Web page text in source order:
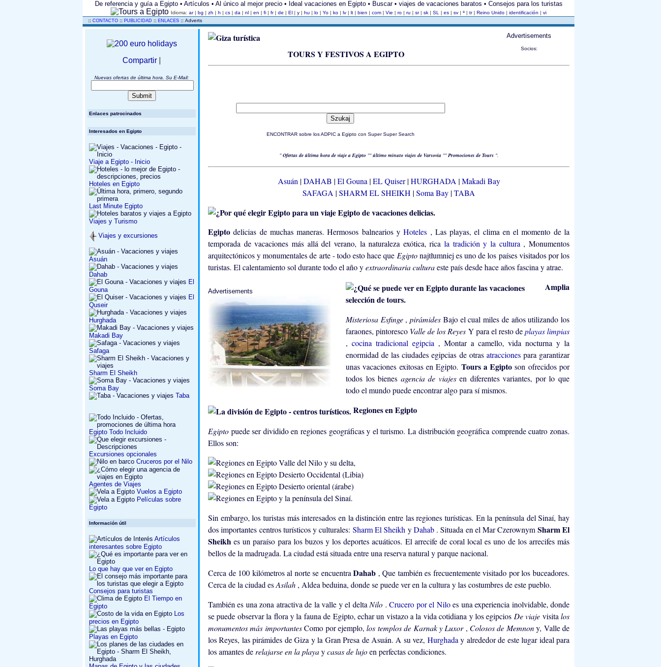
De referencia y guía a Egipto • Artículos • Al único al mejor precio • Ideal vacaciones en Egipto • Buscar • viajes de vacaciones baratos • Consejos para los turistas
Idioma: ar | bg | zh | h | cs | da | nl | en | fi | fr | de | El | y | hu | lo | Yo | ko | lv | lt | bien | com | Vie | ro | ru | sr | sk | SL | es | sv | ª | tr | Reino Unido | identificación | vi
:: CONTACTO :: PUBLICIDAD :: ENLACES :: Adverts
Compartir
Nuevas ofertas de última hora. Su E-Mail:
Enlaces patrocinados
Interesados ​​en Egipto
Viaje a Egipto - Inicio
Hoteles en Egipto
Last Minute Egipto
Viajes y Turismo
Viajes y excursiones
Asuán
Dahab
El
Gouna
El
Quseir
Hurghada
Makadi Bay
Safaga
Sharm El Sheikh
Soma Bay
Taba
Egipto Todo Incluido
Excursiones opcionales
Cruceros por el Nilo
Agentes de Viajes
Vuelos a Egipto
Películas sobre
Egipto
Información útil
Artículos
interesantes sobre Egipto
Lo que hay que ver en Egipto
Consejos para turistas
El Tiempo en
Egipto
Los
precios en Egipto
Playas en Egipto
Advertisements
Socios:
TOURS Y FESTIVOS A EGIPTO
ENCONTRAR sobre los ADPIC a Egipto con Super Super Search
"Ofertas de última hora de viaje a Egipto ""último minuto viajes de Varsovia ""Promociones de Tours ".
Asuán |DAHAB |El Gouna |EL Quiser|HURGHADA |Makadi Bay
SAFAGA |SHARM EL SHEIKH |Soma Bay |TABA
Egipto de vacaciones delicias.
Egiptodelicias de muchas maneras. Hermosos balnearios yHoteles , Las playas, el clima en el momento de la
temporada de vacaciones más allá del verano, la naturaleza exótica, ricala tradición y la cultura , Monumentos
arquitectónicos y monumentales de arte - todo esto hace que Egiptonajtłumniej es uno de los países visitados por los
turistas. El calentamiento sol durante todo el año yextraordinaria culturaeste país desde hace años fascina y atrae.
Advertisements
Amplia
selección de tours.
Misteriosa Esfinge ,pirámides Bajo el cual miles de años utilizando los
faraones, pintoresco Valle de los Reyes Y para el resto deplayas limpias
, cocina tradicional egipcia , Montar a camello, vida nocturna y la
enormidad de las ciudades egipcias de otras atracciones para garantizar
unas vacaciones exitosas en Egipto. Tours a Egiptoson ofrecidos por
todos los bienes agencia de viajesen diferentes variantes, por lo que
todo el mundo puede encontrar algo para sí mismos.
Regiones en Egipto
Egipto puede ser dividido en regiones geográficas y el turismo. La distribución geográfica comprende cuatro zonas.
Ellos son:
Valle del Nilo y su delta,
Desierto Occidental (Libia)
Desierto oriental (árabe)
y la península del Sinaí.
Sin embargo, los turistas más interesados ​​en la distinción entre las regiones turísticas. En la península del Sinaí, hay
dos importantes centros turísticos y culturales: Sharm El Sheikh yDahab . Situada en el Mar Czerownym Sharm El
Sheikhes un paraíso para los buzos y los deportes acuáticos. El arrecife de coral local es uno de los arrecifes más
bellos de la madrugada. La ciudad está situada entre una reserva natural y parque nacional.
Cerca de 100 kilómetros al norte se encuentraDahab , Que también es frecuentemente visitado por los buceadores.
Cerca de la ciudad esAsilah , Aldea beduina, donde se puede ver en la cultura y las costumbres de este pueblo.
También es una zona atractiva de la valle y el delta Nilo .Crucero por el Niloes una experiencia inolvidable, donde
se puede observar la flora y la fauna de Egipto, echar un vistazo a la vida cotidiana y los egipcios De viaje visitalos
monumentos más importantesComo por ejemplo,los templos de Karnak y Luxor , Colosos de Memnony, Valle de
los Reyes, las pirámides de Giza y la Gran Presa de Asuán. A su vez, Hurghaday alrededor de este lugar ideal para
los amantes de relajarse en la playaycasas de lujoen perfectas condiciones.